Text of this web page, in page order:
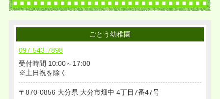
ごとう幼稚園
097-543-7898
受付時間 10:00～17:00
※土日祝を除く
870-0856 大分県 大分市畑中 4丁目7番47号